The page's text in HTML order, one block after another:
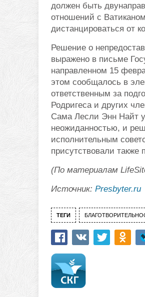
должен быть
отношений с
дистанцироваться от
Решение о
выражено в письме
направленном 15
этом сообщалось в
ответственным за
Родригеса и других
Сама Лесли Энн Найт
неожиданностью, и
исполнительным
присутствовали также
(По материалам
Источник: Presbyter.ru
ТЕГИ